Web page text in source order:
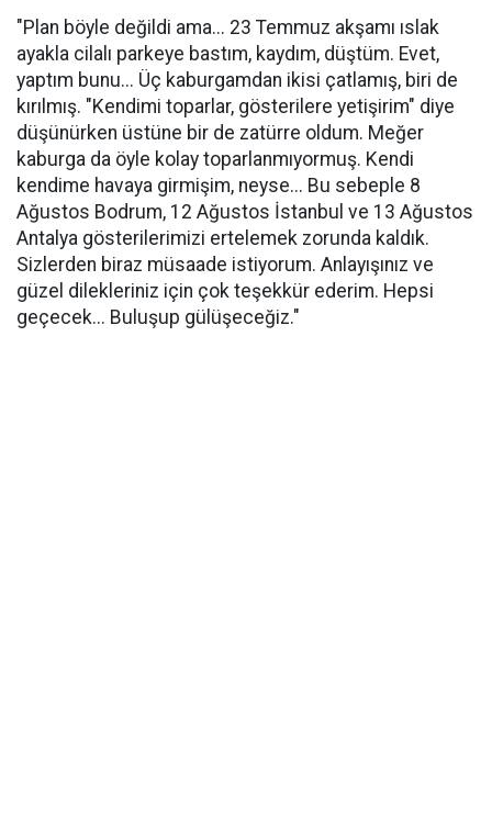
"Plan böyle değildi ama... 23 Temmuz akşamı ıslak
ayakla cilalı parkeye bastım, kaydım, düştüm. Evet,
yaptım bunu... Üç kaburgamdan ikisi çatlamış, biri de
kırılmış. "Kendimi toparlar, gösterilere yetişirim" diye
düşünürken üstüne bir de zatürre oldum. Meğer
kaburga da öyle kolay toparlanmıyormuş. Kendi
kendime havaya girmişim, neyse... Bu sebeple 8
Ağustos Bodrum, 12 Ağustos İstanbul ve 13 Ağustos
Antalya gösterilerimizi ertelemek zorunda kaldık.
Sizlerden biraz müsaade istiyorum. Anlayışınız ve
güzel dilekleriniz için çok teşekkür ederim. Hepsi
geçecek... Buluşup gülüşeceğiz."